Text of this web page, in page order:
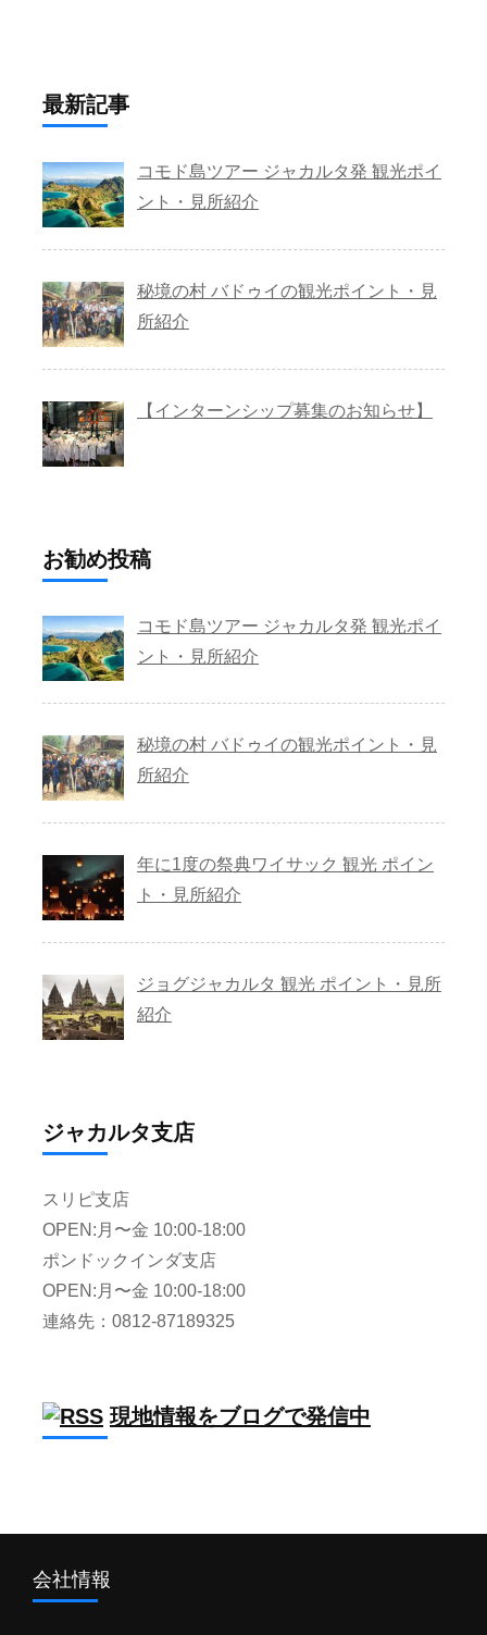
最新記事
コモド島ツアー ジャカルタ発 観光ポイ
ント・見所紹介
秘境の村 バドゥイの観光ポイント・見
所紹介
【インターンシップ募集のお知らせ】
お勧め投稿
コモド島ツアー ジャカルタ発 観光ポイ
ント・見所紹介
秘境の村 バドゥイの観光ポイント・見
所紹介
年に1度の祭典ワイサック 観光 ポイン
ト・見所紹介
ジョグジャカルタ 観光 ポイント・見所
紹介
ジャカルタ支店
スリピ支店
OPEN:月〜金 10:00-18:00
ポンドックインダ支店
OPEN:月〜金 10:00-18:00
連絡先：0812-87189325
現地情報をブログで発信中
会社情報